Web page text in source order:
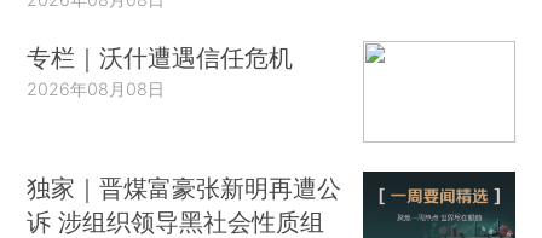
专栏｜沃什遭遇信任危机
2026年08月08日
独家｜晋煤富豪张新明再遭公
诉 涉组织领导黑社会性质组